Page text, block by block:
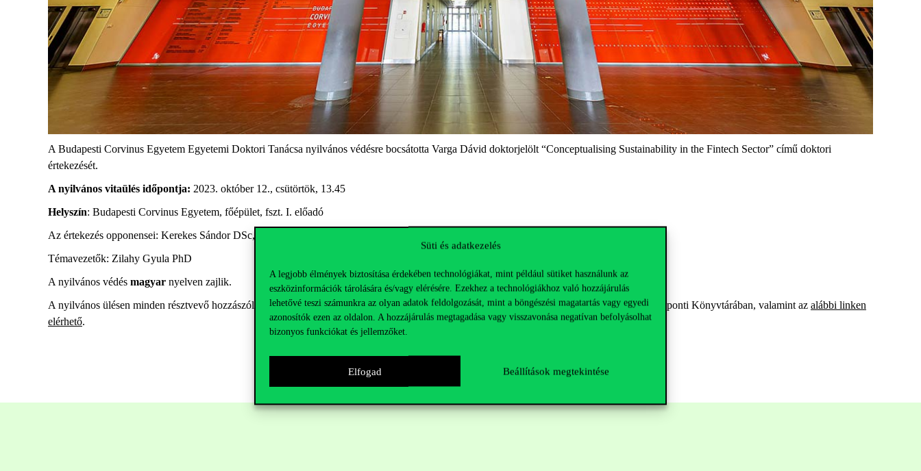
Süti és adatkezelés
A legjobb élmények biztosítása érdekében technológiákat, mint például sütiket használunk az
eszközinformációk tárolására és/vagy elérésére. Ezekhez a technológiákhoz való hozzájárulás
lehetővé teszi számunkra az olyan adatok feldolgozását, mint a böngészési magatartás vagy egyedi
azonosítók ezen az oldalon. A hozzájárulás megtagadása vagy visszavonása negatívan befolyásolhat
bizonyos funkciókat és jellemzőket.
Elfogad Beállítások megtekintése
A Budapesti Corvinus Egyetem Egyetemi Doktori Tanácsa nyilvános védésre bocsátotta Varga Dávid doktorjelölt “Conceptualising Sustainability in the Fintech Sector” című doktori
értekezését.
A nyilvános vitaülés időpontja: 2023. október 12., csütörtök, 13.45
Helyszín: Budapesti Corvinus Egyetem, főépület, fszt. I. előadó
Az értekezés opponensei: Kerekes Sándor DSc, Corvinus; Bethlendi András PhD, BME; Peter Dobers PhD, Södertörn University
Témavezetők: Zilahy Gyula PhD
A nyilvános védés magyar nyelven zajlik.
A nyilvános ülésen minden résztvevő hozzászólhat, illetve kérdéseket tehet fel. Az értekezés megtekinthető a Budapesti Corvinus Egyetem Központi Könyvtárában, valamint az alábbi linken
elérhető.